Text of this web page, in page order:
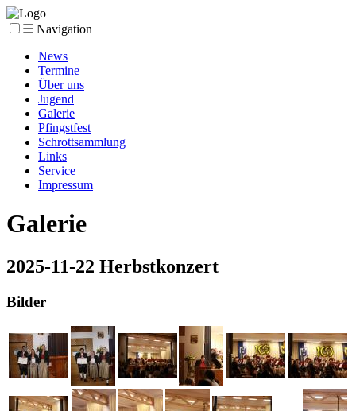
☰ Navigation
News
Termine
Über uns
Jugend
Galerie
Pfingstfest
Schrottsammlung
Links
Service
Impressum
Galerie
2025-11-22 Herbstkonzert
Bilder